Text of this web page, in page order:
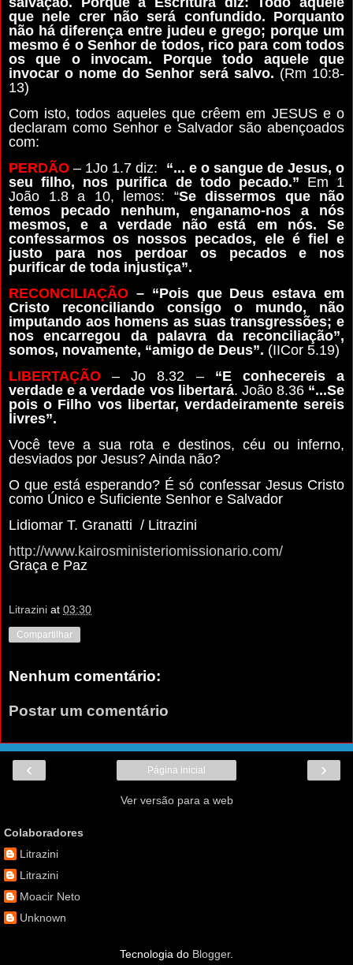
que nele crer não será confundido. Porquanto
não há diferença entre judeu e grego; porque um
mesmo é o Senhor de todos, rico para com todos
os que o invocam. Porque todo aquele que
invocar o nome do Senhor será salvo. (Rm 10:8-
13)
Com isto, todos aqueles que crêem em JESUS e o
declaram como Senhor e Salvador são abençoados
com:
PERDÃO – 1Jo 1.7 diz: “... e o sangue de Jesus, o
seu filho, nos purifica de todo pecado.” Em 1
João 1.8 a 10, lemos: “Se dissermos que não
temos pecado nenhum, enganamo-nos a nós
mesmos, e a verdade não está em nós. Se
confessarmos os nossos pecados, ele é fiel e
justo para nos perdoar os pecados e nos
purificar de toda injustiça”.
RECONCILIAÇÃO – “Pois que Deus estava em
Cristo reconciliando consigo o mundo, não
imputando aos homens as suas transgressões; e
nos encarregou da palavra da reconciliação”,
somos, novamente, “amigo de Deus”. (IICor 5.19)
LIBERTAÇÃO – Jo 8.32 – “E conhecereis a
verdade e a verdade vos libertará. João 8.36 “...Se
pois o Filho vos libertar, verdadeiramente sereis
livres”.
Você teve a sua rota e destinos, céu ou inferno,
desviados por Jesus? Ainda não?
O que está esperando? É só confessar Jesus Cristo
como Único e Suficiente Senhor e Salvador
Lidiomar T. Granatti / Litrazini
http://www.kairosministeriomissionario.com/
Graça e Paz
Litrazini at 03:30
Compartilhar
Nenhum comentário:
Postar um comentário
‹ ›
Página inicial
Ver versão para a web
Colaboradores
Litrazini
Litrazini
Moacir Neto
Unknown
Tecnologia do Blogger.